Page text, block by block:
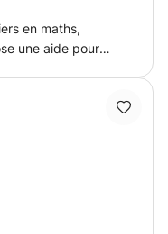
en maths,
une aide pour
des années